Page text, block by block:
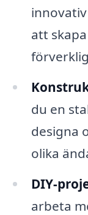
att
du en
designa
olika
DIY-
arbeta